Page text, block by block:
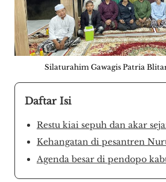
Silaturahim Gawagis Patria
Daftar Isi
Restu kiai sepuh dan akar
Kehangatan di pesantren
Agenda besar di pendopo